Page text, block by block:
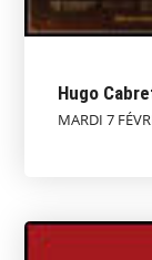
Hugo
MARDI 7